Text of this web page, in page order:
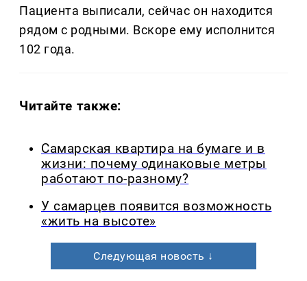
Пациента выписали, сейчас он находится
рядом с родными. Вскоре ему исполнится
102 года.
Читайте также:
Самарская квартира на бумаге и в
жизни: почему одинаковые метры
работают по-разному?
У самарцев появится возможность
«жить на высоте»
Следующая новость ↓